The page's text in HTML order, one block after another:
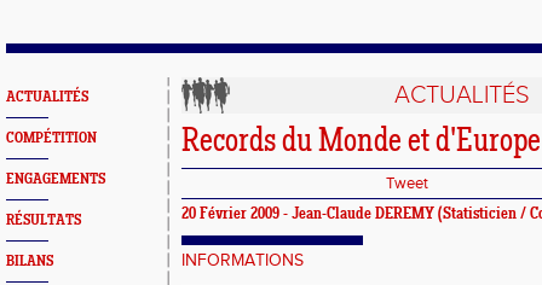
ACTUALITÉS
COMPÉTITION
ENGAGEMENTS
RÉSULTATS
BILANS
ACTUALITÉS
Records du Monde et d'Europe
Tweet
20 Février 2009 - Jean-Claude DEREMY (Statisticien /
INFORMATIONS